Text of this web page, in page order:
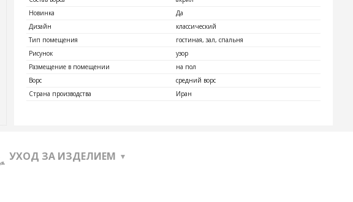
Новинка
Да
Дизайн
классический
Тип помещения
гостиная, зал, спальня
Рисунок
узор
Размещение в помещении
на пол
Ворс
средний ворс
Страна производства
Иран
УХОД ЗА ИЗДЕЛИЕМ